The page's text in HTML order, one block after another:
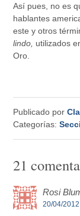
Así pues, no es
hablantes
este y otros
lindo, utilizados
Oro.
Publicado por
Categorías:
21
Rosi
20/04/